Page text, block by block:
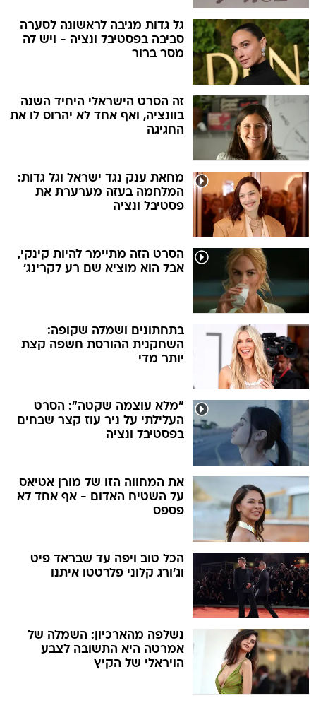
גל גדות מגיבה לראשונה לסערה
סביבה בפסטיבל ונציה - ויש לה
מסר ברור
זה הסרט הישראלי היחיד השנה
בוונציה, ואף אחד לא יהרוס לו את
החגיגה
מחאת ענק נגד ישראל וגל גדות:
המלחמה בעזה מערערת את
פסטיבל ונציה
הסרט הזה מתיימר להיות קינקי,
אבל הוא מוציא שם רע לקרינג'
בתחתונים ושמלה שקופה:
השחקנית ההורסת חשפה קצת
יותר מדי
"מלא עוצמה שקטה": הסרט
העלילתי על ניר עוז קצר שבחים
בפסטיבל ונציה
את המחווה הזו של מורן אטיאס
על השטיח האדום - אף אחד לא
פספס
הכל טוב ויפה עד שבראד פיט
וג'ורג קלוני פלרטטו איתנו
נשלפה מהארכיון: השמלה של
אמרטה היא התשובה לצבע
הויראלי של הקיץ